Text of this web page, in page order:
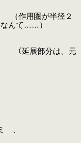
圏が半径２
なんて……）
部分は、元